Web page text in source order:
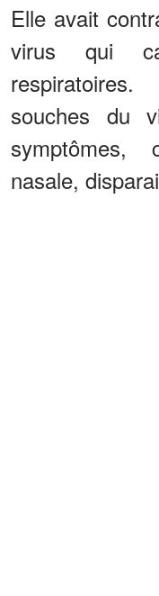
Elle avait
virus qui
souches du
symptômes,
nasale,